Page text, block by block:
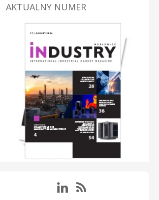
AKTUALNY NUMER